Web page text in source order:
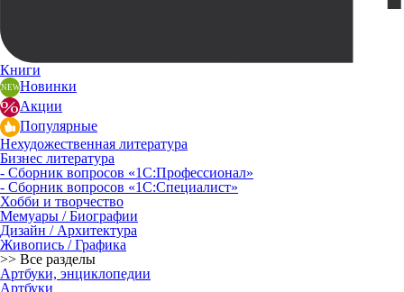
Книги
Новинки
Акции
Популярные
Нехудожественная литература
Бизнес литература
- Сборник вопросов «1С:Профессионал»
- Сборник вопросов «1С:Специалист»
Хобби и творчество
Мемуары / Биографии
Дизайн / Архитектура
Живопись / Графика
>> Все разделы
Артбуки, энциклопедии
Артбуки